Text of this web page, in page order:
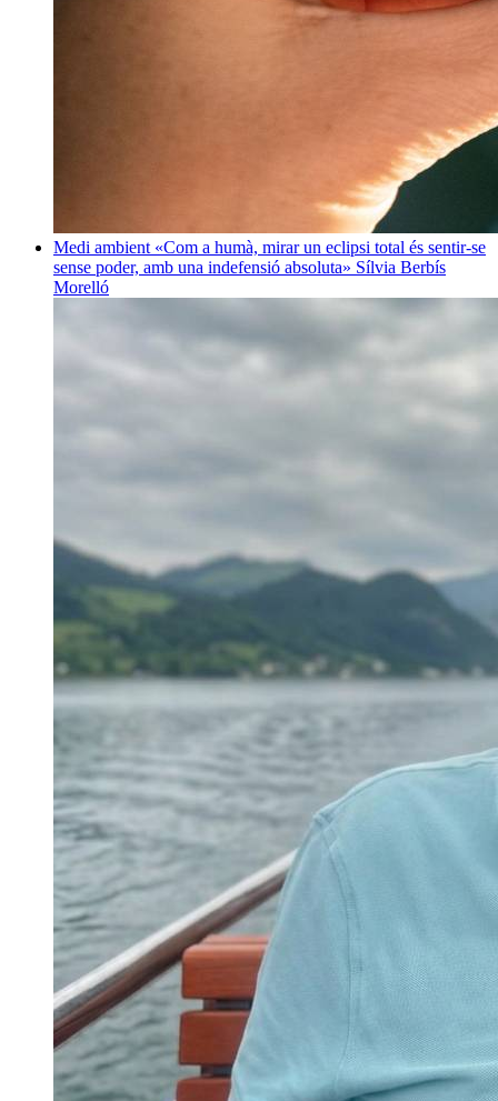
Medi ambient «Com a humà, mirar un eclipsi total és sentir-se
sense poder, amb una indefensió absoluta» Sílvia Berbís
Morelló